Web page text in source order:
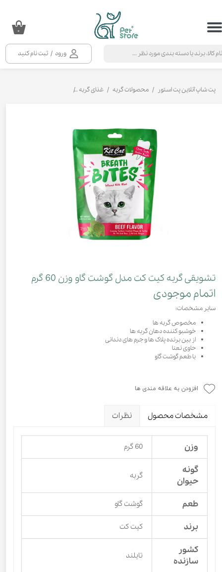
ورود / ثبت نام کنید
حساب کاربری من
خروج از حساب کاربری
۰
پت شاپ آنلاین پت استور محصولات گربه غذای گربه
تشویقی گربه کیت کت مدل گوشت گاو وزن 60 گرم
اتمام موجودی
سایر مشخصات:
مخصوص گربه ها
خوشبو کننده دهان گربه ها
از بین برنده پلاک ها و جرم های دندانی
حاوی نعنا
با طعم گوشت گاو
افزودن به علاقه مندی ها
مشخصات محصول نظرات
وزن 60 گرم
گونه
حیوان
گربه
طعم گوشت گاو
برند کیت کت
کشور
سازنده
تایلند